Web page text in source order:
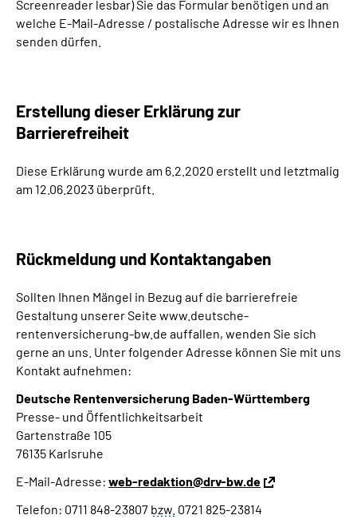
Screenreader lesbar) Sie das Formular benötigen und an
welche E-Mail-Adresse / postalische Adresse wir es Ihnen
senden dürfen.
Erstellung dieser Erklärung zur
Barrierefreiheit
Diese Erklärung wurde am 6.2.2020 erstellt und letztmalig
am 12.06.2023 überprüft.
Rückmeldung und Kontaktangaben
Sollten Ihnen Mängel in Bezug auf die barrierefreie
Gestaltung unserer Seite www.deutsche-
rentenversicherung-bw.de auffallen, wenden Sie sich
gerne an uns. Unter folgender Adresse können Sie mit uns
Kontakt aufnehmen:
Deutsche Rentenversicherung Baden-Württemberg
Presse- und Öffentlichkeitsarbeit
Gartenstraße 105
76135 Karlsruhe
E-Mail-Adresse: web-redaktion@drv-bw.de
Telefon: 0711 848-23807 bzw. 0721 825-23814